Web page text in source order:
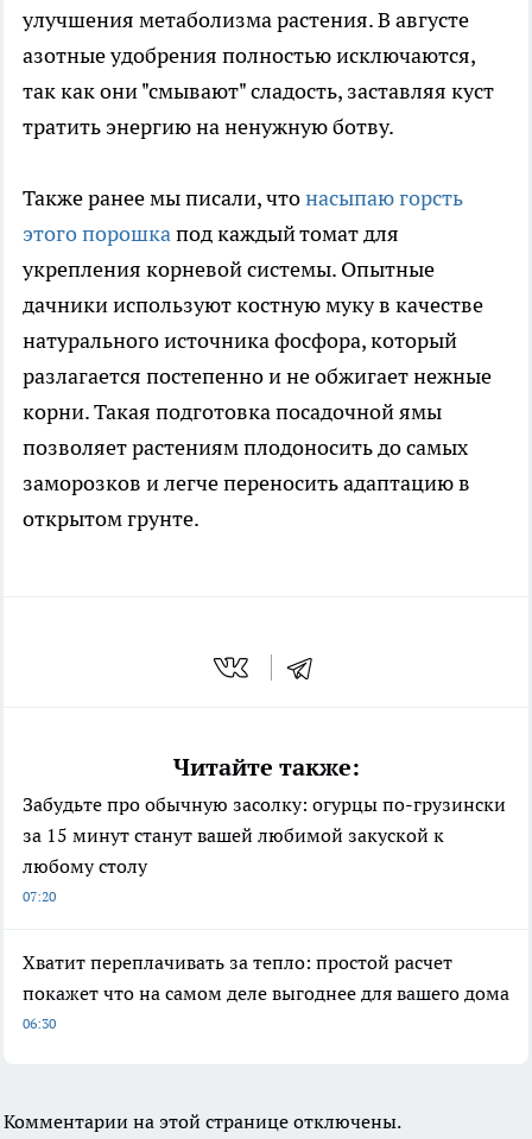
улучшения метаболизма растения. В августе
азотные удобрения полностью исключаются,
так как они "смывают" сладость, заставляя куст
тратить энергию на ненужную ботву.
Также ранее мы писали, чтонасыпаю горсть
этого порошкапод каждый томат для
укрепления корневой системы. Опытные
дачники используют костную муку в качестве
натурального источника фосфора, который
разлагается постепенно и не обжигает нежные
корни. Такая подготовка посадочной ямы
позволяет растениям плодоносить до самых
заморозков и легче переносить адаптацию в
открытом грунте.
Читайте также:
Забудьте про обычную засолку: огурцы по-грузински
за 15 минут станут вашей любимой закуской к
любому столу
07:20
Хватит переплачивать за тепло: простой расчет
покажет что на самом деле выгоднее для вашего дома
06:30
Комментарии на этой странице отключены.